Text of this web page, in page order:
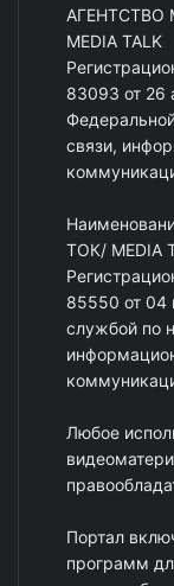
АГЕНТСТВО
MEDIA TALK
83093 от 26
связи,
ТОК/ MEDIA
85550 от 04
службой по
Любое
Портал
программ